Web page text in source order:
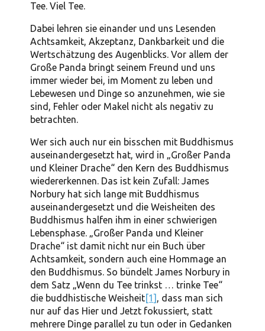
Tee. Viel Tee.
Dabei lehren sie einander und uns Lesenden
Achtsamkeit, Akzeptanz, Dankbarkeit und die
Wertschätzung des Augenblicks. Vor allem der
Große Panda bringt seinem Freund und uns
immer wieder bei, im Moment zu leben und
Lebewesen und Dinge so anzunehmen, wie sie
sind, Fehler oder Makel nicht als negativ zu
betrachten.
Wer sich auch nur ein bisschen mit Buddhismus
auseinandergesetzt hat, wird in „Großer Panda
und Kleiner Drache“ den Kern des Buddhismus
wiedererkennen. Das ist kein Zufall: James
Norbury hat sich lange mit Buddhismus
auseinandergesetzt und die Weisheiten des
Buddhismus halfen ihm in einer schwierigen
Lebensphase. „Großer Panda und Kleiner
Drache“ ist damit nicht nur ein Buch über
Achtsamkeit, sondern auch eine Hommage an
den Buddhismus. So bündelt James Norbury in
dem Satz „Wenn du Tee trinkst … trinke Tee“
die buddhistische Weisheit[1] , dass man sich
nur auf das Hier und Jetzt fokussiert, statt
mehrere Dinge parallel zu tun oder in Gedanken